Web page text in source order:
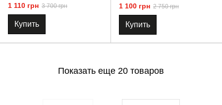
1 110 грн 3 700 грн
Купить
1 100 грн 2 750 грн
Купить
Показать еще 20 товаров